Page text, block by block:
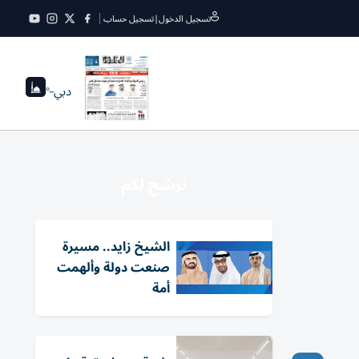
تسجيل الدخول|تسجيل حساب
دبي--°
الشيخ زايد.. مسيرة
صنعت دولة وألهمت
أمة